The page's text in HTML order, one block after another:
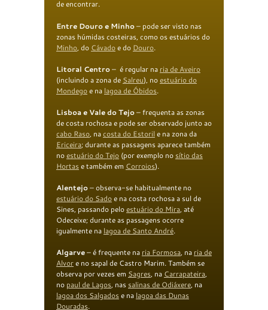
de encontrar.
Entre Douro e Minho– pode ser visto nas
zonas húmidas costeiras, como os estuários do
Minho, do Cávadoe do Douro.
Litoral Centro– é regular na ria de Aveiro
(incluindo a zona de Salreu), noestuário do
Mondegoe na lagoa de Óbidos.
Lisboa e Vale do Tejo– frequenta as zonas
de costa rochosa e pode ser observado junto ao
cabo Raso, nacosta do Estorile na zona da
Ericeira; durante as passagens aparece também
noestuário do Tejo (por exemplo no sítio das
Hortase também em Corroios).
Alentejo– observa-se habitualmente no
estuário do Sadoe na costa rochosa a sul de
Sines, passando peloestuário do Mira, até
Odeceixe; durante as passagens ocorre
igualmente na lagoa de Santo André.
Algarve– é frequente na ria Formosa, na ria de
Alvore no sapal de Castro Marim. Também se
observa por vezes em Sagres, na Carrapateira,
no paul de Lagos, nas salinas de Odiáxere, na
lagoa dos Salgadose na lagoa das Dunas
Douradas.